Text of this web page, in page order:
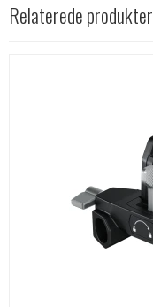
Relaterede produkter